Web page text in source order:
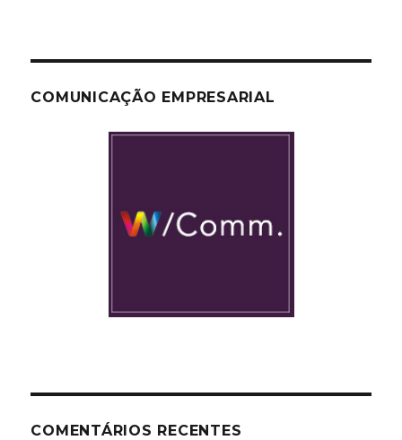
COMUNICAÇÃO EMPRESARIAL
COMENTÁRIOS RECENTES